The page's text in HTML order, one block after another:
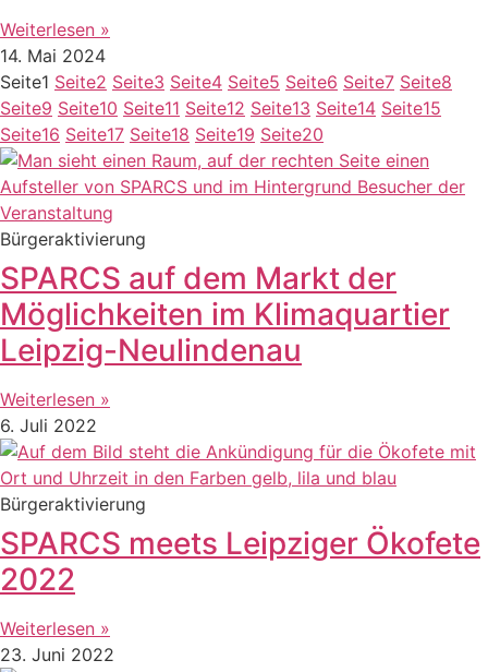
Weiterlesen »
14. Mai 2024
Seite1 Seite2 Seite3 Seite4 Seite5 Seite6 Seite7 Seite8
Seite9 Seite10 Seite11 Seite12 Seite13 Seite14 Seite15
Seite16 Seite17 Seite18 Seite19 Seite20
Bürgeraktivierung
SPARCS auf dem Markt der
Möglichkeiten im Klimaquartier
Leipzig-Neulindenau
Weiterlesen »
6. Juli 2022
Bürgeraktivierung
SPARCS meets Leipziger Ökofete
2022
Weiterlesen »
23. Juni 2022